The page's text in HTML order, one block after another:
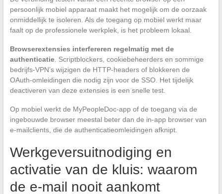
persoonlijk mobiel apparaat maakt het mogelijk om de oorzaak
onmiddellijk te isoleren. Als de toegang op mobiel werkt maar
faalt op de professionele werkplek, is het probleem lokaal.
Browserextensies interfereren regelmatig met de
authenticatie. Scriptblockers, cookiebeheerders en sommige
bedrijfs-VPN’s wijzigen de HTTP-headers of blokkeren de
OAuth-omleidingen die nodig zijn voor de SSO. Het tijdelijk
deactiveren van deze extensies is een snelle test.
Op mobiel werkt de MyPeopleDoc-app of de toegang via de
ingebouwde browser meestal beter dan de in-app browser van
e-mailclients, die de authenticatieomleidingen afknipt.
Werkgeversuitnodiging en
activatie van de kluis: waarom
de e-mail nooit aankomt